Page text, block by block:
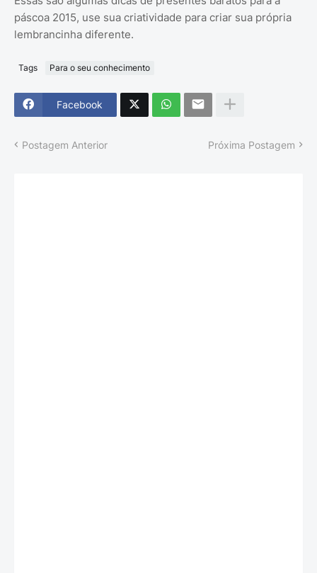
páscoa 2015, use sua criatividade para criar sua própria
lembrancinha diferente.
Tags Para o seu conhecimento
Facebook
Postagem Anterior Próxima Postagem